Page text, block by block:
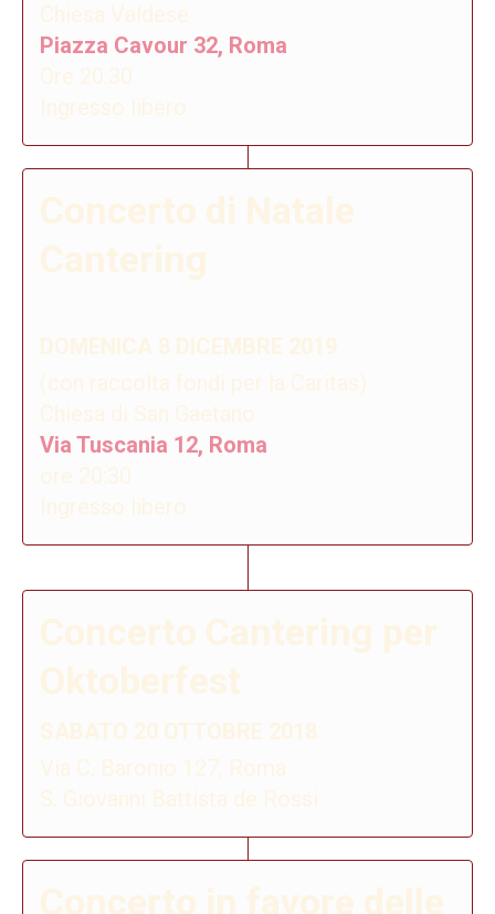
Chiesa Valdese
Piazza Cavour 32, Roma
Ore 20:30
Ingresso libero
Concerto di Natale
Cantering
DOMENICA 8 DICEMBRE 2019
(con raccolta fondi per la Caritas)
Chiesa di San Gaetano
Via Tuscania 12, Roma
ore 20:30
Ingresso libero
Concerto Cantering per
Oktoberfest
SABATO 20 OTTOBRE 2018
Via C. Baronio 127, Roma
S. Giovanni Battista de Rossi
Concerto in favore delle